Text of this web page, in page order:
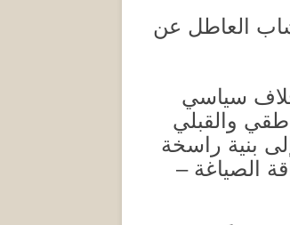
العاطل عن
خلاف سياسي
والقبلي
بنية راسخة
الصياغة –